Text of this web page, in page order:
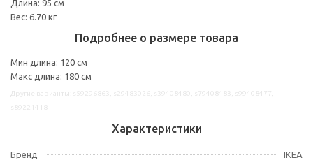
Длина: 95 см
Вес: 6.70 кг
Подробнее о размере товара
Мин длина: 120 см
Макс длина: 180 см
Характеристики
Бренд IKEA